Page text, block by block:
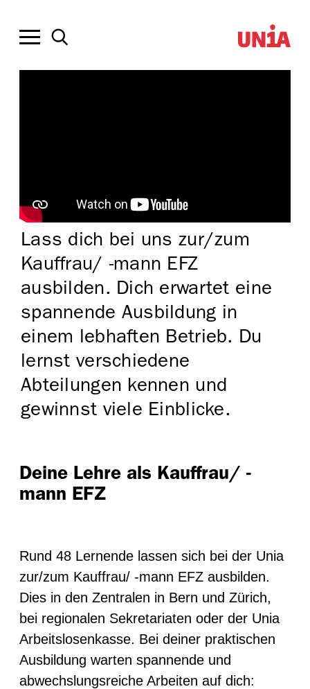
Suchst du eine Lehrstelle?
Lass dich bei uns zur/zum
Kauffrau/ -mann EFZ
ausbilden. Dich erwartet eine
spannende Ausbildung in
einem lebhaften Betrieb. Du
lernst verschiedene
Abteilungen kennen und
gewinnst viele Einblicke.
Deine Lehre als Kauffrau/ -
mann EFZ
Rund 48 Lernende lassen sich bei der Unia
zur/zum Kauffrau/ -mann EFZ ausbilden.
Dies in den Zentralen in Bern und Zürich,
bei regionalen Sekretariaten oder der Unia
Arbeitslosenkasse. Bei deiner praktischen
Ausbildung warten spannende und
abwechslungsreiche Arbeiten auf dich: